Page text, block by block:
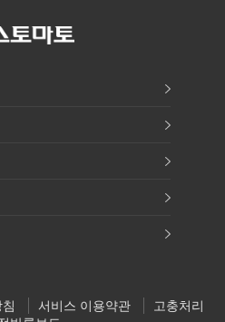
서비스 이용약관
고충처리